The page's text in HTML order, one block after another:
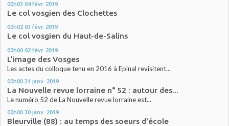
00h03 04 févr. 2019
Le col vosgien des Clochettes
00h02 03 févr. 2019
Le col vosgien du Haut-de-Salins
00h00 02 févr. 2019
L'image des Vosges
Les actes du colloque tenu en 2016 à Epinal revisitent...
00h00 31 janv. 2019
La Nouvelle revue lorraine n° 52 : autour des...
Le numéro 52 de La Nouvelle revue lorraine est...
00h00 30 janv. 2019
Bleurville (88) : au temps des soeurs d'école